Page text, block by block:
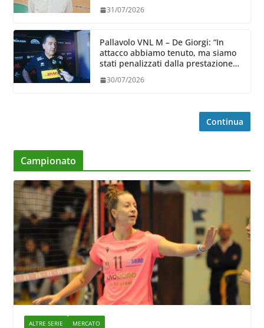
31/07/2026
Pallavolo VNL M – De Giorgi: “In
attacco abbiamo tenuto, ma siamo
stati penalizzati dalla prestazione
30/07/2026
Continua
Campionato
ALTRE SERIE MERCATO